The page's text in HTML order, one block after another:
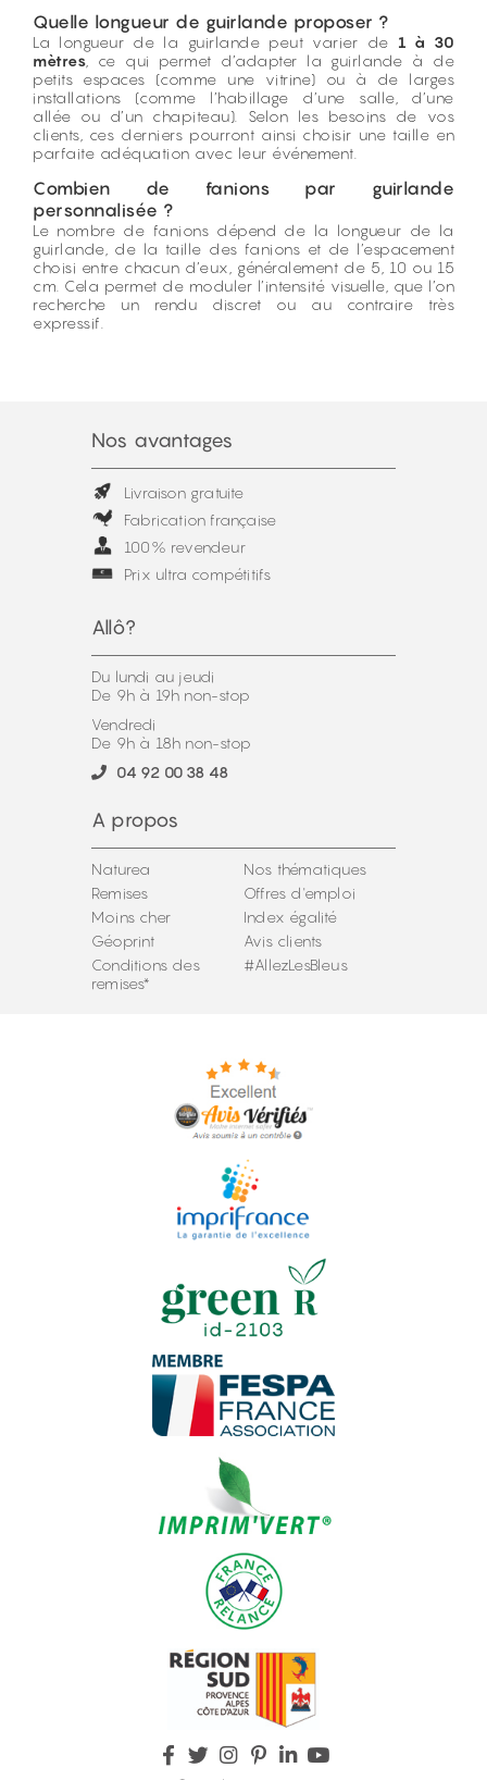
Quelle longueur de guirlande proposer ?
La longueur de la guirlande peut varier de 1 à 30
mètres , ce qui permet d’adapter la guirlande à de
petits espaces (comme une vitrine) ou à de larges
installations (comme l’habillage d’une salle, d’une
allée ou d’un chapiteau). Selon les besoins de vos
clients, ces derniers pourront ainsi choisir une taille en
parfaite adéquation avec leur événement.
Combien de fanions par guirlande
personnalisée ?
Le nombre de fanions dépend de la longueur de la
guirlande, de la taille des fanions et de l’espacement
choisi entre chacun d’eux, généralement de 5, 10 ou 15
cm. Cela permet de moduler l’intensité visuelle, que l’on
recherche un rendu discret ou au contraire très
expressif.
Nos avantages
Livraison gratuite
Fabrication française
100% revendeur
Prix ultra compétitifs
Allô?
Du lundi au jeudi
De 9h à 19h non-stop
Vendredi
De 9h à 18h non-stop
04 92 00 38 48
A propos
Naturea
Remises
Moins cher
Géoprint
Conditions des
remises*
Nos thématiques
Offres d'emploi
Index égalité
Avis clients
#AllezLesBleus